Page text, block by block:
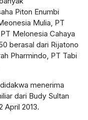
Piton Enumbi
Mulia, PT
Melonesia Cahaya
berasal dari Rijatono
Pharmindo, PT Tabi
menerima
dari Budy Sultan
April 2013.